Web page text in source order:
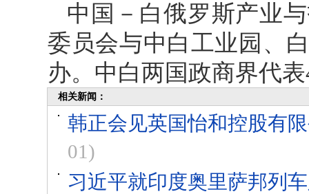
中国－白俄罗斯产业
委员会与中白工业园、
办。中白两国政商界代
相关新闻：
韩正会见英国怡和控股有
01)
习近平就印度奥里萨邦列